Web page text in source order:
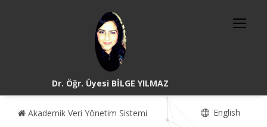
Dr. Öğr. Üyesi BİLGE YILMAZ
Akademik Veri Yönetim Sistemi English